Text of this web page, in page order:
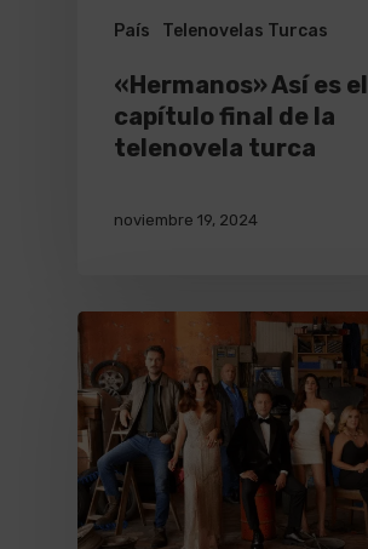
País Telenovelas Turcas
«Hermanos» Así es el
capítulo final de la
telenovela turca
noviembre 19, 2024